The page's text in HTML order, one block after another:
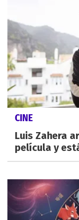
CINE
Luis Zahera
película y